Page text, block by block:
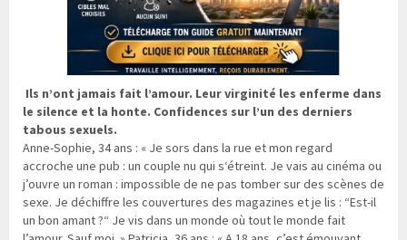
Ils n’ont jamais fait l’amour. Leur virginité les enferme dans
le silence et la honte. Confidences sur l’un des derniers
tabous sexuels.
Anne-Sophie, 34 ans : « Je sors dans la rue et mon regard
accroche une pub : un couple nu qui s‘étreint. Je vais au cinéma ou
j’ouvre un roman : impossible de ne pas tomber sur des scènes de
sexe. Je déchiffre les couvertures des magazines et je lis : “Est-il
un bon amant ?“ Je vis dans un monde où tout le monde fait